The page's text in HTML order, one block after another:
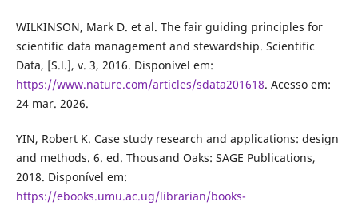
WILKINSON, Mark D. et al. The fair guiding principles for
scientific data management and stewardship. Scientific
Data, [S.l.], v. 3, 2016. Disponível em:
https://www.nature.com/articles/sdata201618. Acesso em:
24 mar. 2026.
YIN, Robert K. Case study research and applications: design
and methods. 6. ed. Thousand Oaks: SAGE Publications,
2018. Disponível em:
https://ebooks.umu.ac.ug/librarian/books-